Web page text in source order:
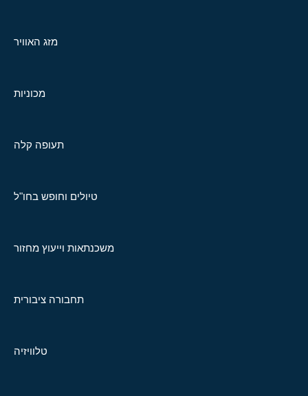
מזג האוויר
מכוניות
תעופה קלה
טיולים וחופש בחו"ל
משכנתאות וייעוץ מחזור
תחבורה ציבורית
טלוויזיה